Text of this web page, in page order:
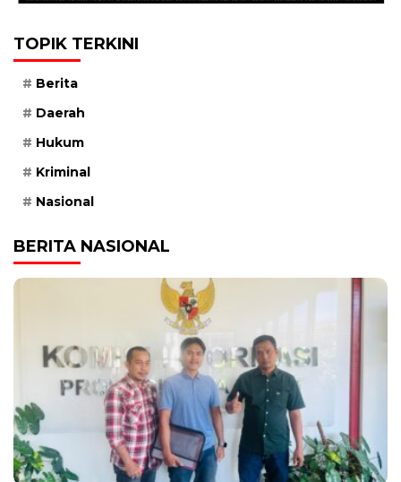
TOPIK TERKINI
Berita
Daerah
Hukum
Kriminal
Nasional
BERITA NASIONAL